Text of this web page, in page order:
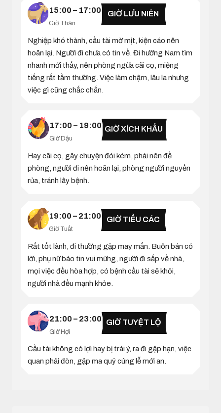
15:00 – 17:00
Giờ Thân
GIỜ LƯU NIÊN
Nghiệp khó thành, cầu tài mờ mịt, kiện cáo nên
hoãn lại. Người đi chưa có tin về. Đi hướng Nam tìm
nhanh mới thấy, nên phòng ngừa cãi cọ, miệng
tiếng rất tầm thường. Việc làm chậm, lâu la nhưng
việc gì cũng chắc chắn.
17:00 – 19:00
Giờ Dậu
GIỜ XÍCH KHẨU
Hay cãi cọ, gây chuyện đói kém, phải nên đề
phòng, người đi nên hoãn lại, phòng người nguyền
rủa, tránh lây bệnh.
19:00 – 21:00
Giờ Tuất
GIỜ TIỂU CÁC
Rất tốt lành, đi thường gặp may mắn. Buôn bán có
lời, phụ nữ báo tin vui mừng, người đi sắp về nhà,
mọi việc đều hòa hợp, có bệnh cầu tài sẽ khỏi,
người nhà đều mạnh khỏe.
21:00 – 23:00
Giờ Hợi
GIỜ TUYỆT LỘ
Cầu tài không có lợi hay bị trái ý, ra đi gặp hạn, việc
quan phải đòn, gặp ma quỷ cúng lễ mới an.